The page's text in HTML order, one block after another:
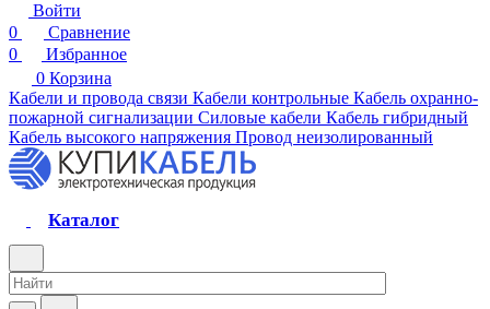
Войти
0
Сравнение
0
Избранное
0 Корзина
Кабели и провода связи Кабели контрольные Кабель охранно-
пожарной сигнализации Силовые кабели Кабель гибридный
Кабель высокого напряжения Провод неизолированный
Каталог